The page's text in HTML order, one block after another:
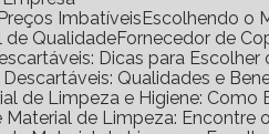
Imbatíveis
Escolhendo o
de Qualidade Fornecedor de
Dicas para Escolher
Descartáveis: Qualidades e
de Limpeza e Higiene: Como
Material de Limpeza: Encontre